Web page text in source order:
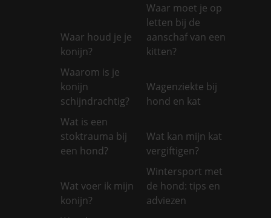
Waar houd je je
konijn?
Waar moet je op
letten bij de
aanschaf van een
kitten?
Waarom is je
konijn
schijndrachtig?
Wagenziekte bij
hond en kat
Wat is een
stoktrauma bij
een hond?
Wat kan mijn kat
vergiftigen?
Wat voer ik mijn
konijn?
Wintersport met
de hond: tips en
adviezen